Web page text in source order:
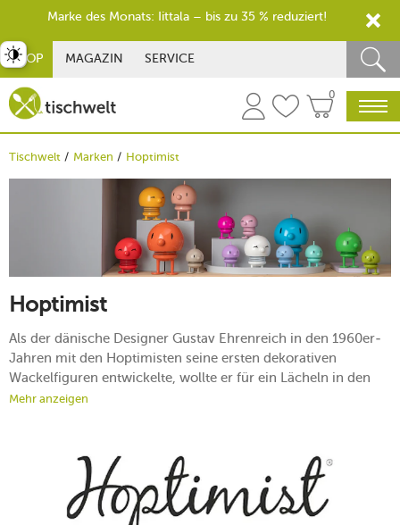
SHOP MAGAZIN SERVICE
0
Tischwelt Marken Hoptimist
Hoptimist
Als der dänische Designer Gustav Ehrenreich in den 1960er-
Jahren mit den Hoptimisten seine ersten dekorativen
Wackelfiguren entwickelte, wollte er für ein Lächeln in den
Gesichtern von Klein und Groß sorgen. Dabei konnte er kaum
Mittlerweile sind die lustigen Figürchen in allen möglichen
Formen und Farben erhältlich – sogar Lampen und saisonale
Interpretationen haben es ins Programm geschafft.
Bereichern Sie Ihr Zuhause mit den sympathischen
Mehr anzeigen
umschalten
Marke des Monats: Iittala – bis zu 35 % reduziert!